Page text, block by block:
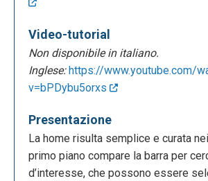
Video-tutorial
Non disponibile in italiano.
Inglese: https://www.youtube.com/
v=bPDybu5orxs
Presentazione
La home risulta semplice e curata
primo piano compare la barra per
d’interesse, che possono essere